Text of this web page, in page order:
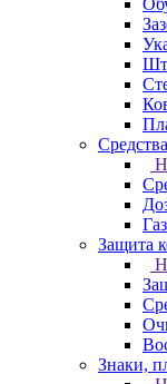
Защита
Знаки,